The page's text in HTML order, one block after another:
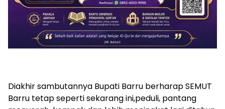
Diakhir sambutannya Bupati Barru berharap SEMUT
Barru tetap seperti sekarang ini,peduli, pantang